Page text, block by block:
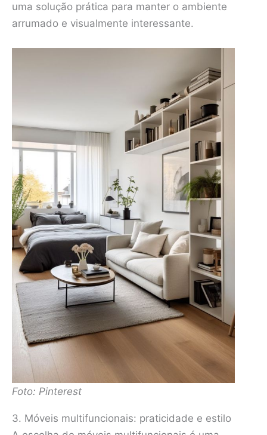
uma solução prática para manter o ambiente
arrumado e visualmente interessante.
Foto: Pinterest
3. Móveis multifuncionais: praticidade e estilo